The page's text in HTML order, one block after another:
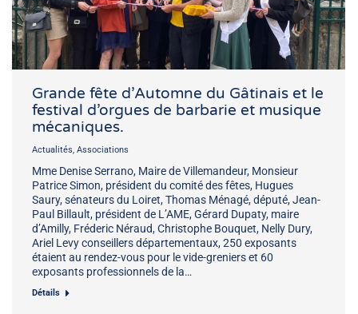
Grande fête d’Automne du Gâtinais et le
festival d’orgues de barbarie et musique
mécaniques.
Actualités, Associations
Mme Denise Serrano, Maire de Villemandeur, Monsieur
Patrice Simon, président du comité des fêtes, Hugues
Saury, sénateurs du Loiret, Thomas Ménagé, député, Jean-
Paul Billault, président de L’AME, Gérard Dupaty, maire
d’Amilly, Fréderic Néraud, Christophe Bouquet, Nelly Dury,
Ariel Levy conseillers départementaux, 250 exposants
étaient au rendez-vous pour le vide-greniers et 60
exposants professionnels de la…
Détails